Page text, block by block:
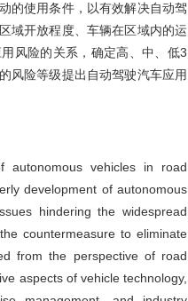
的使用条件，以有效解决自动驾
域开放程度、车辆在区域内的运
风险的关系，确定高、中、低3
风险等级提出自动驾驶汽车应用
autonomous vehicles in road
development of autonomous
hindering the widespread
countermeasure to eliminate
from the perspective of road
aspects of vehicle technology,